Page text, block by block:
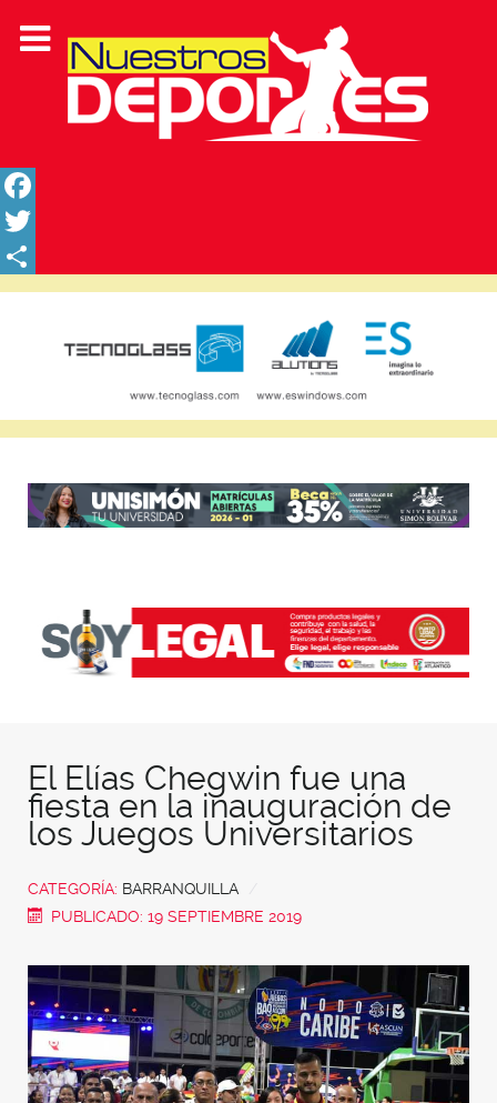
Facebook
Twitter
Share
El Elías Chegwin fue una
fiesta en la inauguración de
los Juegos Universitarios
CATEGORÍA: BARRANQUILLA
PUBLICADO: 19 SEPTIEMBRE 2019